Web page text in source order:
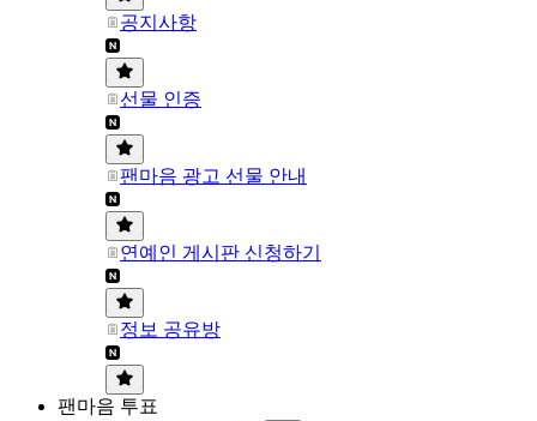
공지사항
선물 인증
팬마음 광고 선물 안내
연예인 게시판 신청하기
정보 공유방
팬마음 투표